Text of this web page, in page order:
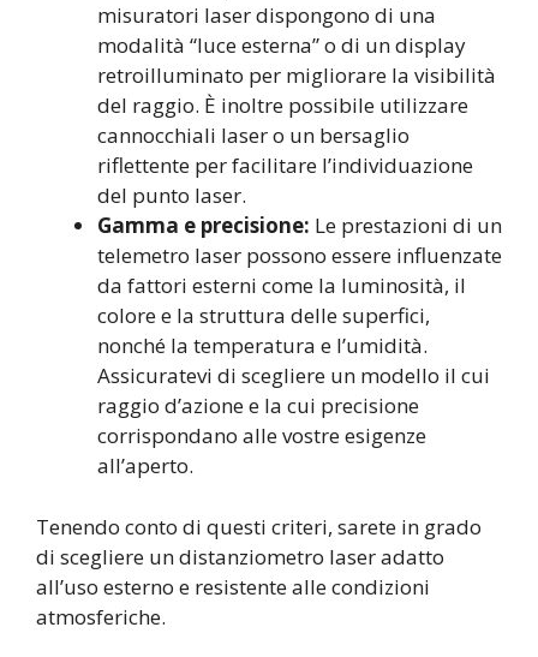
misuratori laser dispongono di una
modalità “luce esterna” o di un display
retroilluminato per migliorare la visibilità
del raggio. È inoltre possibile utilizzare
cannocchiali laser o un bersaglio
riflettente per facilitare l’individuazione
del punto laser.
Gamma e precisione: Le prestazioni di un
telemetro laser possono essere influenzate
da fattori esterni come la luminosità, il
colore e la struttura delle superfici,
nonché la temperatura e l’umidità.
Assicuratevi di scegliere un modello il cui
raggio d’azione e la cui precisione
corrispondano alle vostre esigenze
all’aperto.
Tenendo conto di questi criteri, sarete in grado
di scegliere un distanziometro laser adatto
all’uso esterno e resistente alle condizioni
atmosferiche.